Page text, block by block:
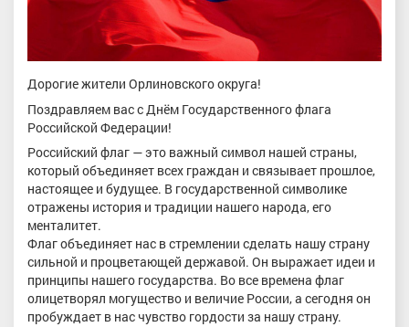
Дорогие жители Орлиновского округа!
Поздравляем вас с Днём Государственного флага
Российской Федерации!
Российский флаг — это важный символ нашей страны,
который объединяет всех граждан и связывает прошлое,
настоящее и будущее. В государственной символике
отражены история и традиции нашего народа, его
менталитет.
Флаг объединяет нас в стремлении сделать нашу страну
сильной и процветающей державой. Он выражает идеи и
принципы нашего государства. Во все времена флаг
олицетворял могущество и величие России, а сегодня он
пробуждает в нас чувство гордости за нашу страну.